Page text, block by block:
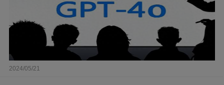
2024/05/21